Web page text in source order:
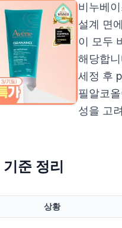
비누베
설계 면
이 모두
해당합
세정 후
필알코
성을 고
준 정리
상황